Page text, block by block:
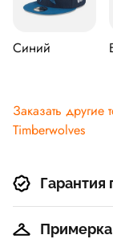
Синий
Заказать
Timberwolves
Гарантия